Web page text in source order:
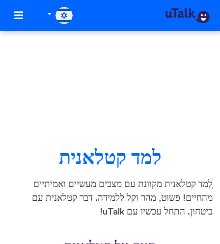
למד קטלאנית
ְלְמד קטלאנית מקוונת עם מצבים מעשיים ואמיתיים
מהחיים! פשוט, מהר וקל ללמידה. דבר קטלאנית עם
ביטחון. התחל עכשיו עם uTalk!